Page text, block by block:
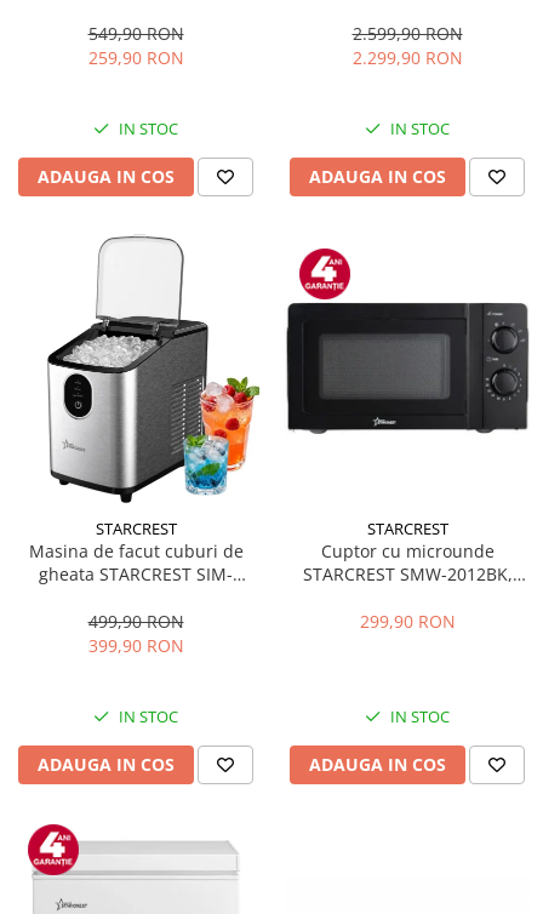
1300 W, Uscare si indreptare,
Afisaj LCD, Tehnologie cu ioni
549,90 RON
259,90 RON
IN STOC
ADAUGA IN COS
LED, H 169.5 cm, Negru
2.599,90 RON
2.299,90 RON
IN STOC
ADAUGA IN COS
STARCREST
Masina de facut cuburi de
gheata STARCREST SIM-
12Kg/24h, Cos gheata
detasabil, Rezervor apa 0.8 l,
499,90 RON
399,90 RON
IN STOC
ADAUGA IN COS
STARCREST
Cuptor cu microunde
STARCREST SMW-2012BK,
mecanic, 6 Trepte de putere,
299,90 RON
IN STOC
ADAUGA IN COS